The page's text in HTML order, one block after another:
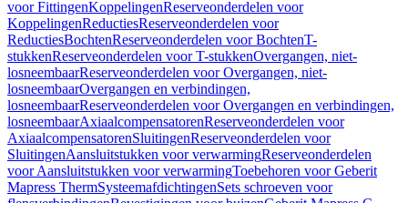
voor FittingenKoppelingenReserveonderdelen voor
KoppelingenReductiesReserveonderdelen voor
ReductiesBochtenReserveonderdelen voor BochtenT-
stukkenReserveonderdelen voor T-stukkenOvergangen, niet-
losneembaarReserveonderdelen voor Overgangen, niet-
losneembaarOvergangen en verbindingen,
losneembaarReserveonderdelen voor Overgangen en verbindingen,
losneembaarAxiaalcompensatorenReserveonderdelen voor
AxiaalcompensatorenSluitingenReserveonderdelen voor
SluitingenAansluitstukken voor verwarmingReserveonderdelen
voor Aansluitstukken voor verwarmingToebehoren voor Geberit
Mapress ThermSysteemafdichtingenSets schroeven voor